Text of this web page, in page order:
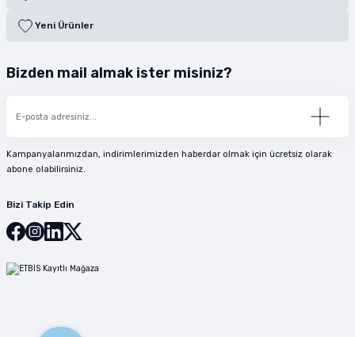
Yeni Ürünler
Bizden mail almak ister misiniz?
Kampanyalarımızdan, indirimlerimizden haberdar olmak için ücretsiz olarak
abone olabilirsiniz.
Bizi Takip Edin